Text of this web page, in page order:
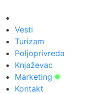
на
садржај
Vesti
Turizam
Poljoprivreda
Knjaževac
Marketing
Kontakt